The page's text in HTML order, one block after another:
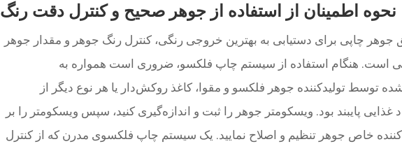
نحوه اطمینان از استفاده از جوهر صحیح و کنترل دقت رنگ
جوهر چاپی برای دستیابی به بهترین خروجی رنگی، کنترل رنگ جوهر و مقدار جوهر
است. هنگام استفاده از سیستم چاپ فلکسو، ضروری است همواره به
تولیدکننده جوهر فلکسو و مقوا، کاغذ روکش‌دار یا هر نوع دیگر از
پایبند بود. ویسکومتر جوهر را ثبت و اندازه‌گیری کنید، سپس ویسکومتر را بر
خاص جوهر تنظیم و اصلاح نمایید. یک سیستم چاپ فلکسوی مدرن که از کنترل